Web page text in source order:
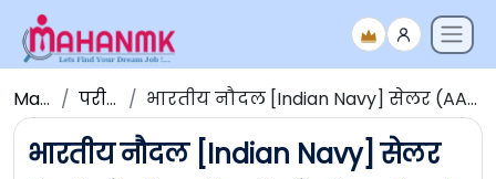
Maha NMK परीक्षेचे निकाल भारतीय नौदल [Indian Navy] सेलर (AA) अँड सेलर (SSR) अँड सेलर (MR) ऑक्टोबर २०२० परीक्षा निकाल
भारतीय नौदल [Indian Navy] सेलर